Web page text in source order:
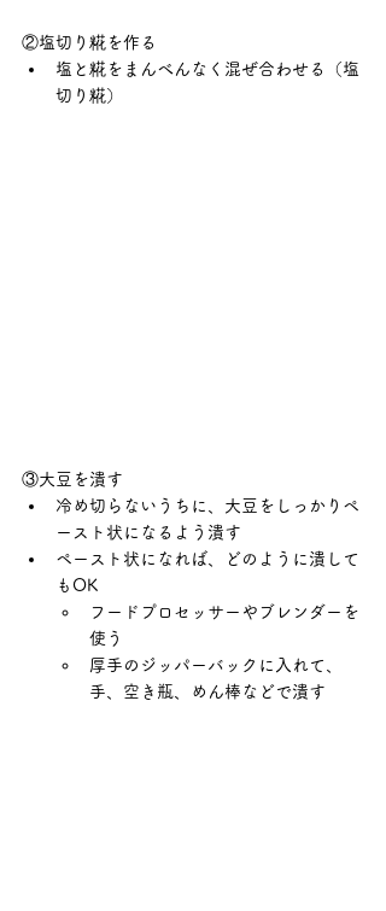
②塩切り糀を作る
塩と糀をまんべんなく混ぜ合わせる（塩
切り糀）
③大豆を潰す
冷め切らないうちに、大豆をしっかりペ
ースト状になるよう潰す
ペースト状になれば、どのように潰して
もOK
フードプロセッサーやブレンダーを
使う
厚手のジッパーバックに入れて、
手、空き瓶、めん棒などで潰す